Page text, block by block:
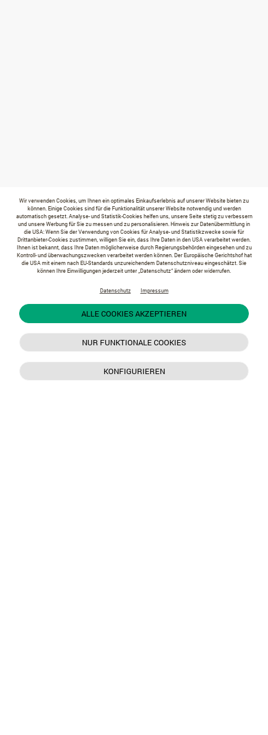
Wir verwenden Cookies, um Ihnen ein optimales Einkaufserlebnis auf unserer Website bieten zu
können. Einige Cookies sind für die Funktionalität unserer Website notwendig und werden
automatisch gesetzt. Analyse- und Statistik-Cookies helfen uns, unsere Seite stetig zu verbessern
und unsere Werbung für Sie zu messen und zu personalisieren. Hinweis zur Datenübermittlung in
die USA: Wenn Sie der Verwendung von Cookies für Analyse- und Statistikzwecke sowie für
Drittanbieter-Cookies zustimmen, willigen Sie ein, dass Ihre Daten in den USA verarbeitet werden.
Ihnen ist bekannt, dass Ihre Daten möglicherweise durch Regierungsbehörden eingesehen und zu
Kontroll- und überwachungszwecken verarbeitet werden können. Der Europäische Gerichtshof hat
die USA mit einem nach EU-Standards unzureichendem Datenschutzniveau eingeschätzt. Sie
können Ihre Einwilligungen jederzeit unter „Datenschutz“ ändern oder widerrufen.
Datenschutz Impressum
ALLE COOKIES AKZEPTIEREN
NUR FUNKTIONALE COOKIES
KONFIGURIEREN